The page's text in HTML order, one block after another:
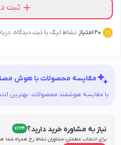
ثبت
20 امتیاز نشاط لیگ با ثبت دیدگاه،
مقایسه محصولات با هوش
با مقایسه هوشمند محصولات، بهترین
نیاز به مشاوره خرید دارید؟ 7/24
برای انتخاب مطمئن، مشاوران نشاط‌ رخ همراه شما